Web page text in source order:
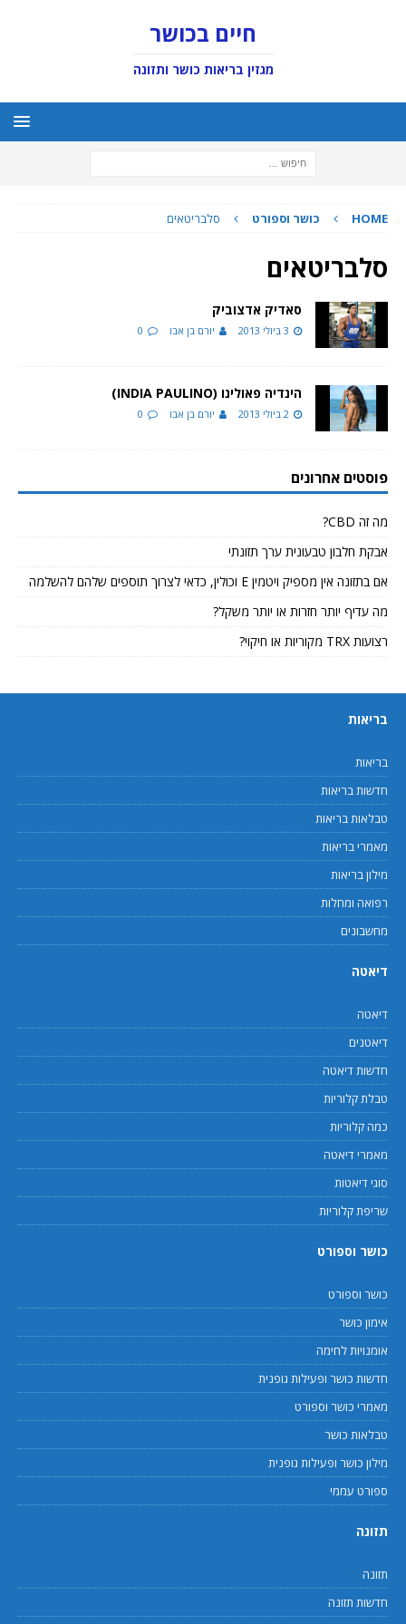
חיים בכושר
מגזין בריאות כושר ותזונה
HOME כושר וספורט סלבריטאים
סלבריטאים
סאדיק אדצוביק
3 ביולי 2013 יורם בן אבו 0
הינדיה פאולינו (INDIA PAULINO)
2 ביולי 2013 יורם בן אבו 0
פוסטים אחרונים
מה זה CBD?
אבקת חלבון טבעונית ערך תזונתי
אם בתזונה אין מספיק ויטמין E וכולין, כדאי לצרוך תוספים שלהם להשלמה
מה עדיף יותר חזרות או יותר משקל?
רצועות TRX מקוריות או חיקוי?
בריאות
בריאות
חדשות בריאות
טבלאות בריאות
מאמרי בריאות
מילון בריאות
רפואה ומחלות
מחשבונים
דיאטה
דיאטה
דיאטנים
חדשות דיאטה
טבלת קלוריות
כמה קלוריות
מאמרי דיאטה
סוגי דיאטות
שריפת קלוריות
כושר וספורט
כושר וספורט
אימון כושר
אומנויות לחימה
חדשות כושר ופעילות גופנית
מאמרי כושר וספורט
טבלאות כושר
מילון כושר ופעילות גופנית
ספורט עממי
תזונה
תזונה
חדשות תזונה